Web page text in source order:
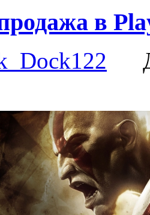
в